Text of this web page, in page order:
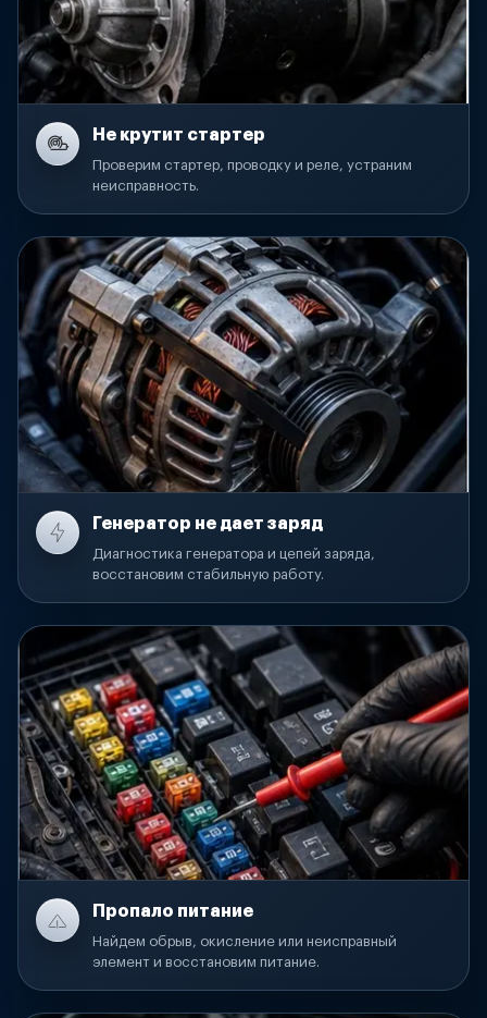
Не крутит стартер
Проверим стартер, проводку и реле, устраним
неисправность.
Генератор не дает заряд
Диагностика генератора и цепей заряда,
восстановим стабильную работу.
Пропало питание
Найдем обрыв, окисление или неисправный
элемент и восстановим питание.